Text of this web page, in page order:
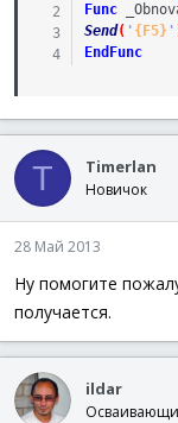
Func
Send( ' {F5}'
EndFunc
T Timerlan
Новичок
28 Май 2013
Ну помогите
получается.
ildar